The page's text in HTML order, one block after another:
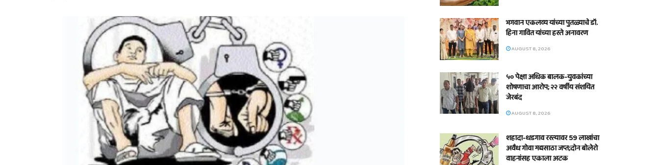
भगवान एकलव्य यांच्या पुतळ्याचे डॉ.
हिना गावित यांच्या हस्ते अनावरण
AUGUST 8, 2026
५० पेक्षा अधिक बालक-युवकांच्या
शोषणाचा आरोप; २२ वर्षीय संशयित
जेरबंद
AUGUST 8, 2026
शहादा-धडगाव रस्त्यावर 59 लाखांचा
अवैध गोवा मद्यसाठा जप्त;दोन बोलेरो
वाहनांसह एकाला अटक